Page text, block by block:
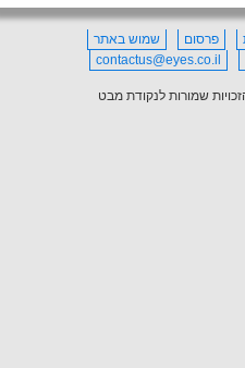
פרסום
שמוש באתר
contactus@eyes.co.il